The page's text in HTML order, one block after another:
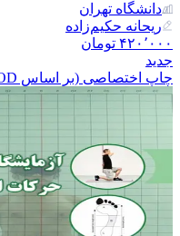
دانشگاه تهران
ریحانه حکیم‌زاده
۴۲۰٬۰۰۰ تومان
جدید
چاپ اختصاصی (بر اساس POD)